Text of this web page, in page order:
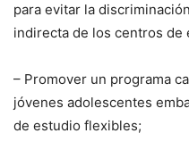
para evitar la
indirecta de los centros de
– Promover un programa
jóvenes adolescentes
de estudio flexibles;